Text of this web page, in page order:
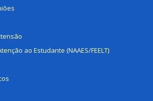
ao Estudante (NAAES/FEELT)